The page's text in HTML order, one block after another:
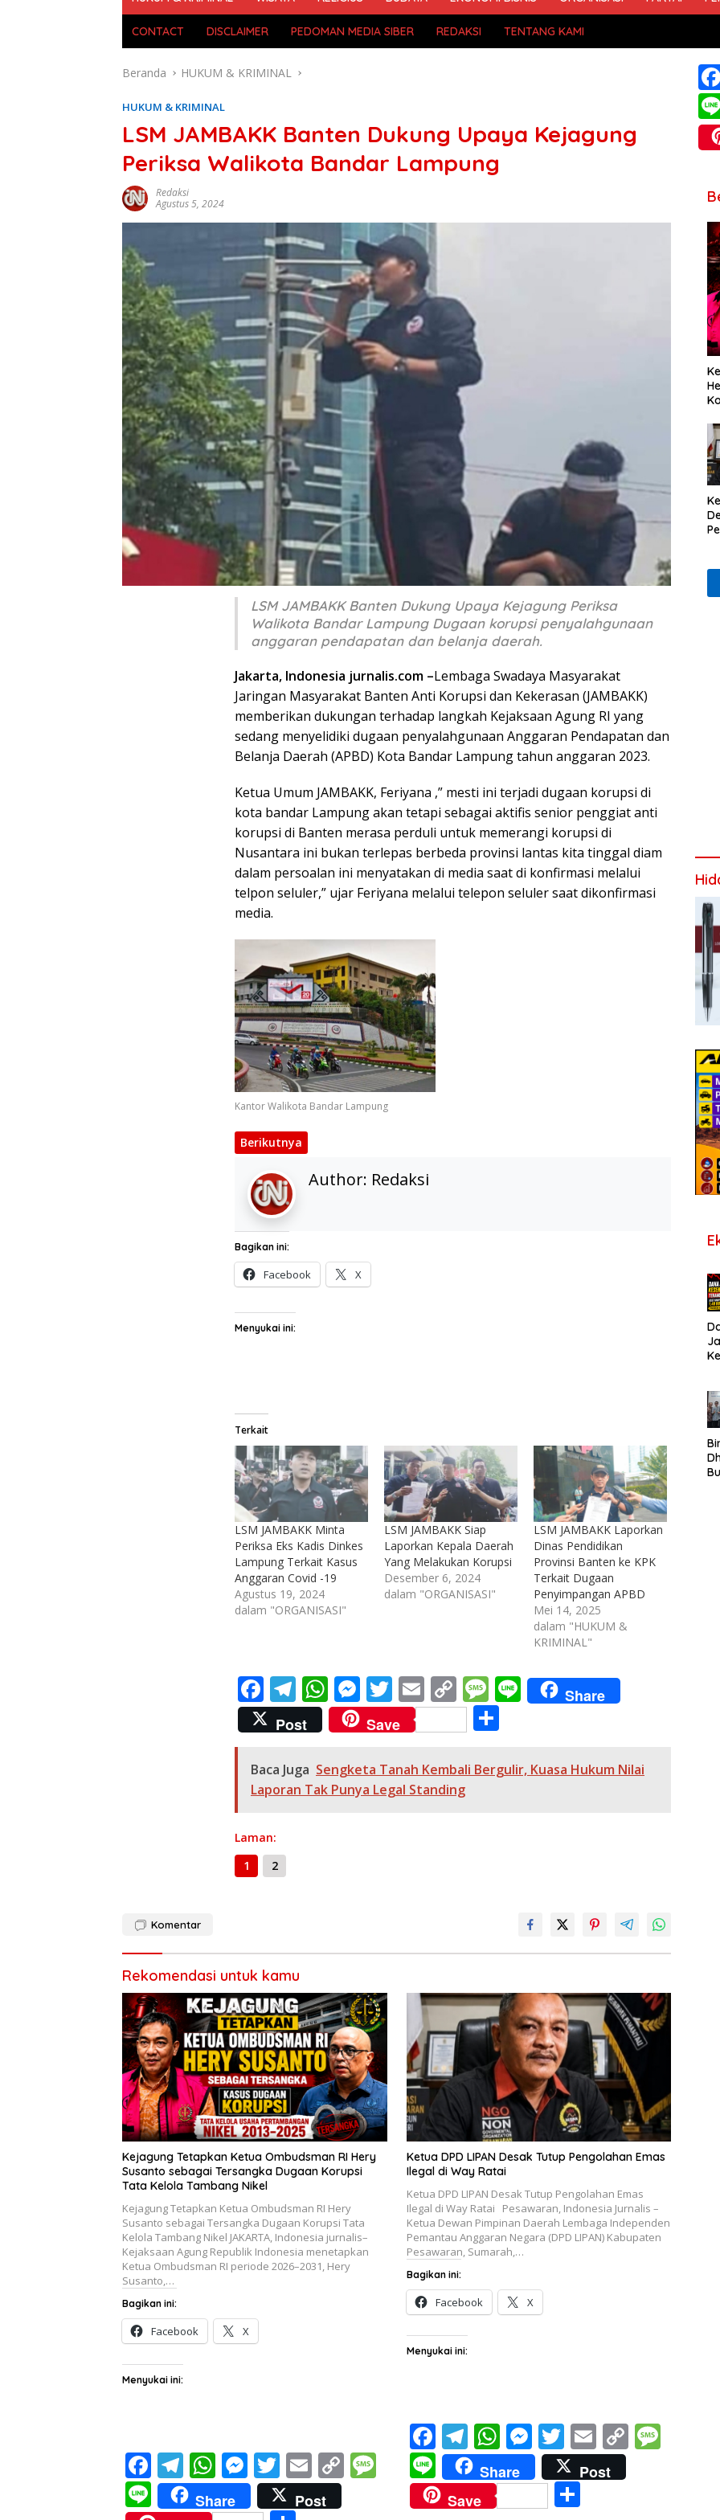
CONTACT DISCLAIMER PEDOMAN MEDIA SIBER REDAKSI TENTANG KAMI
Beranda HUKUM & KRIMINAL
HUKUM & KRIMINAL
LSM JAMBAKK Banten Dukung Upaya Kejagung
Periksa Walikota Bandar Lampung
Redaksi
Agustus 5, 2024
LSM JAMBAKK Banten Dukung Upaya Kejagung Periksa
Walikota Bandar Lampung Dugaan korupsi penyalahgunaan
anggaran pendapatan dan belanja daerah.
Jakarta, Indonesia jurnalis.com –Lembaga Swadaya Masyarakat
Jaringan Masyarakat Banten Anti Korupsi dan Kekerasan (JAMBAKK)
memberikan dukungan terhadap langkah Kejaksaan Agung RI yang
sedang menyelidiki dugaan penyalahgunaan Anggaran Pendapatan dan
Belanja Daerah (APBD) Kota Bandar Lampung tahun anggaran 2023.
Ketua Umum JAMBAKK, Feriyana ,” mesti ini terjadi dugaan korupsi di
kota bandar Lampung akan tetapi sebagai aktifis senior penggiat anti
korupsi di Banten merasa perduli untuk memerangi korupsi di
Nusantara ini bukan terlepas berbeda provinsi lantas kita tinggal diam
dalam persoalan ini menyatakan di media saat di konfirmasi melalui
telpon seluler,” ujar Feriyana melalui telepon seluler saat dikonfirmasi
media.
Kantor Walikota Bandar Lampung
Berikutnya
Author: Redaksi
Bagikan ini:
Facebook X
Menyukai ini:
Terkait
LSM JAMBAKK Minta
Periksa Eks Kadis Dinkes
Lampung Terkait Kasus
Anggaran Covid -19
Agustus 19, 2024
dalam "ORGANISASI"
LSM JAMBAKK Siap
Laporkan Kepala Daerah
Yang Melakukan Korupsi
Desember 6, 2024
dalam "ORGANISASI"
LSM JAMBAKK Laporkan
Dinas Pendidikan
Provinsi Banten ke KPK
Terkait Dugaan
Penyimpangan APBD
Mei 14, 2025
dalam "HUKUM &
KRIMINAL"
F
ac
e
b
o
k
T
el
e
gr
a
W
h
at
s
A
M
e
ss
e
n
T
w
itt
er
E
m
ai
l
C
o
p
y
Li
M
e
ss
a
Li
n
Share
Post
Save
ar
Baca Juga Sengketa Tanah Kembali Bergulir, Kuasa Hukum Nilai
Laporan Tak Punya Legal Standing
Laman:
1
2
Komentar
Rekomendasi untuk kamu
Kejagung Tetapkan Ketua Ombudsman RI Hery
Susanto sebagai Tersangka Dugaan Korupsi
Tata Kelola Tambang Nikel
Kejagung Tetapkan Ketua Ombudsman RI Hery
Susanto sebagai Tersangka Dugaan Korupsi Tata
Kelola Tambang Nikel JAKARTA, Indonesia jurnalis–
Kejaksaan Agung Republik Indonesia menetapkan
Ketua Ombudsman RI periode 2026–2031, Hery
Susanto,…
Bagikan ini:
Facebook X
Menyukai ini:
F
ac
T
el
W
h
M
e
T
w
E
m
C
Li Share
Post
Ketua DPD LIPAN Desak Tutup Pengolahan Emas
Ilegal di Way Ratai
Ketua DPD LIPAN Desak Tutup Pengolahan Emas
Ilegal di Way Ratai Pesawaran, Indonesia Jurnalis –
Ketua Dewan Pimpinan Daerah Lembaga Independen
Pemantau Anggaran Negara (DPD LIPAN) Kabupaten
Pesawaran, Sumarah,…
Bagikan ini:
Facebook X
Menyukai ini:
F
ac
e
T
el
e
W
h
at
M
e
ss
T
w
itt
E
m
ai
C M
Li
n
Share
Post
Save
S